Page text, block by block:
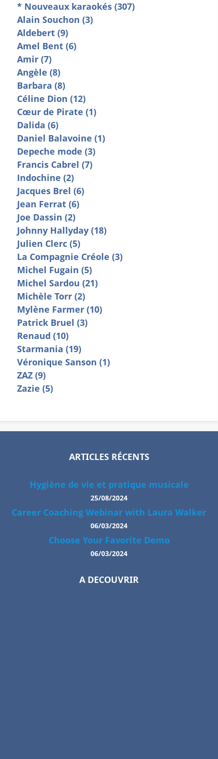
* Nouveaux karaokés (307)
Alain Souchon (3)
Aldebert (9)
Amel Bent (6)
Amir (7)
Angèle (8)
Barbara (8)
Céline Dion (12)
Cœur de Pirate (1)
Dalida (6)
Daniel Balavoine (1)
Depeche mode (3)
Francis Cabrel (7)
Indochine (2)
Jacques Brel (6)
Jean Ferrat (6)
Joe Dassin (2)
Johnny Hallyday (18)
Julien Clerc (5)
La Compagnie Créole (3)
Michel Fugain (5)
Michel Sardou (21)
Michèle Torr (2)
Mylène Farmer (10)
Patrick Bruel (3)
Renaud (10)
Starmania (19)
Véronique Sanson (1)
ZAZ (9)
Zazie (5)
ARTICLES RÉCENTS
Hygiène de vie et pratique musicale
25/08/2024
Career Coaching Webinar with Laura Walker
06/03/2024
Choose Your Favorite Demo
06/03/2024
A DECOUVRIR